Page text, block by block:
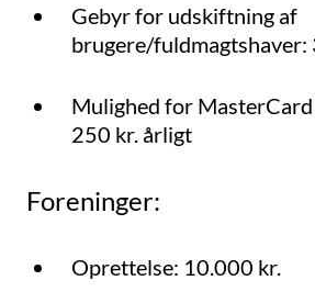
Gebyr for udskiftning af
brugere/fuldmagtshaver:
Mulighed for
250 kr. årligt
Foreninger:
Oprettelse: 10.000 kr.